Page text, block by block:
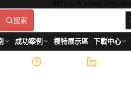
澳門分公司: 00853-28410350
搜索
成功案例 模特展示區 下載中心